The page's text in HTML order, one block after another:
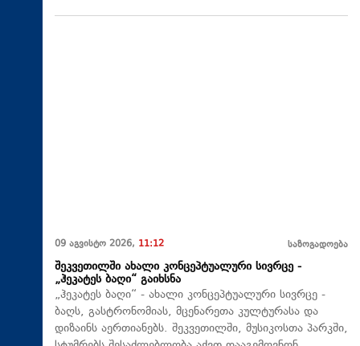
09 აგვისტო 2026, 11:12 საზოგადოება
შეკვეთილში ახალი კონცეპტუალური სივრცე -
„ჰეკატეს ბაღი“ გაიხსნა
„ჰეკატეს ბაღი“ - ახალი კონცეპტუალური სივრცე -
ბაღს, გასტრონომიას, მცენარეთა კულტურასა და
დიზაინს აერთიანებს. შეკვეთილში, მუსიკოსთა პარკში,